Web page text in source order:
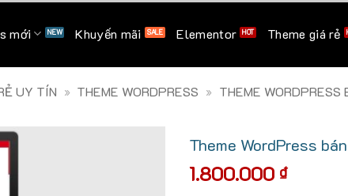
mới Khuyến mãi Elementor Theme giá rẻ
UY TÍN » THEME WORDPRESS » THEME WORDPRESS
Theme WordPress
1.800.000 ₫